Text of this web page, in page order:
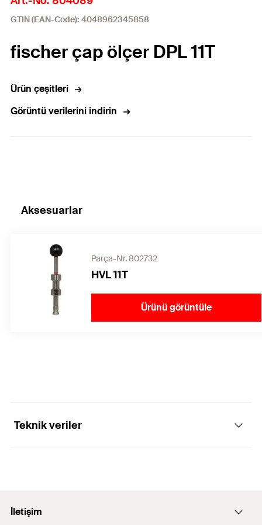
GTIN (EAN-Code): 4048962345858
fischer çap ölçer DPL 11T
Ürün çeşitleri
Görüntü verilerini indirin
Aksesuarlar
Parça-Nr. 802732
HVL 11T
Ürünü görüntüle
Teknik veriler
GTIN (EAN-Code)
4048962345858
İletişim